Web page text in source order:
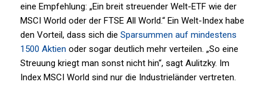
eine Empfehlung: „Ein breit streuender Welt-ETF wie der
MSCI World oder der FTSE All World.“ Ein Welt-Index habe
den Vorteil, dass sich die Sparsummen auf mindestens
1500 Aktien oder sogar deutlich mehr verteilen. „So eine
Streuung kriegt man sonst nicht hin“, sagt Aulitzky. Im
Index MSCI World sind nur die Industrieländer vertreten.